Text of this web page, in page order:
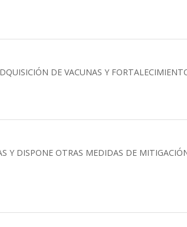
DE VACUNAS Y
Y DISPONE OTRAS MEDIDAS DE